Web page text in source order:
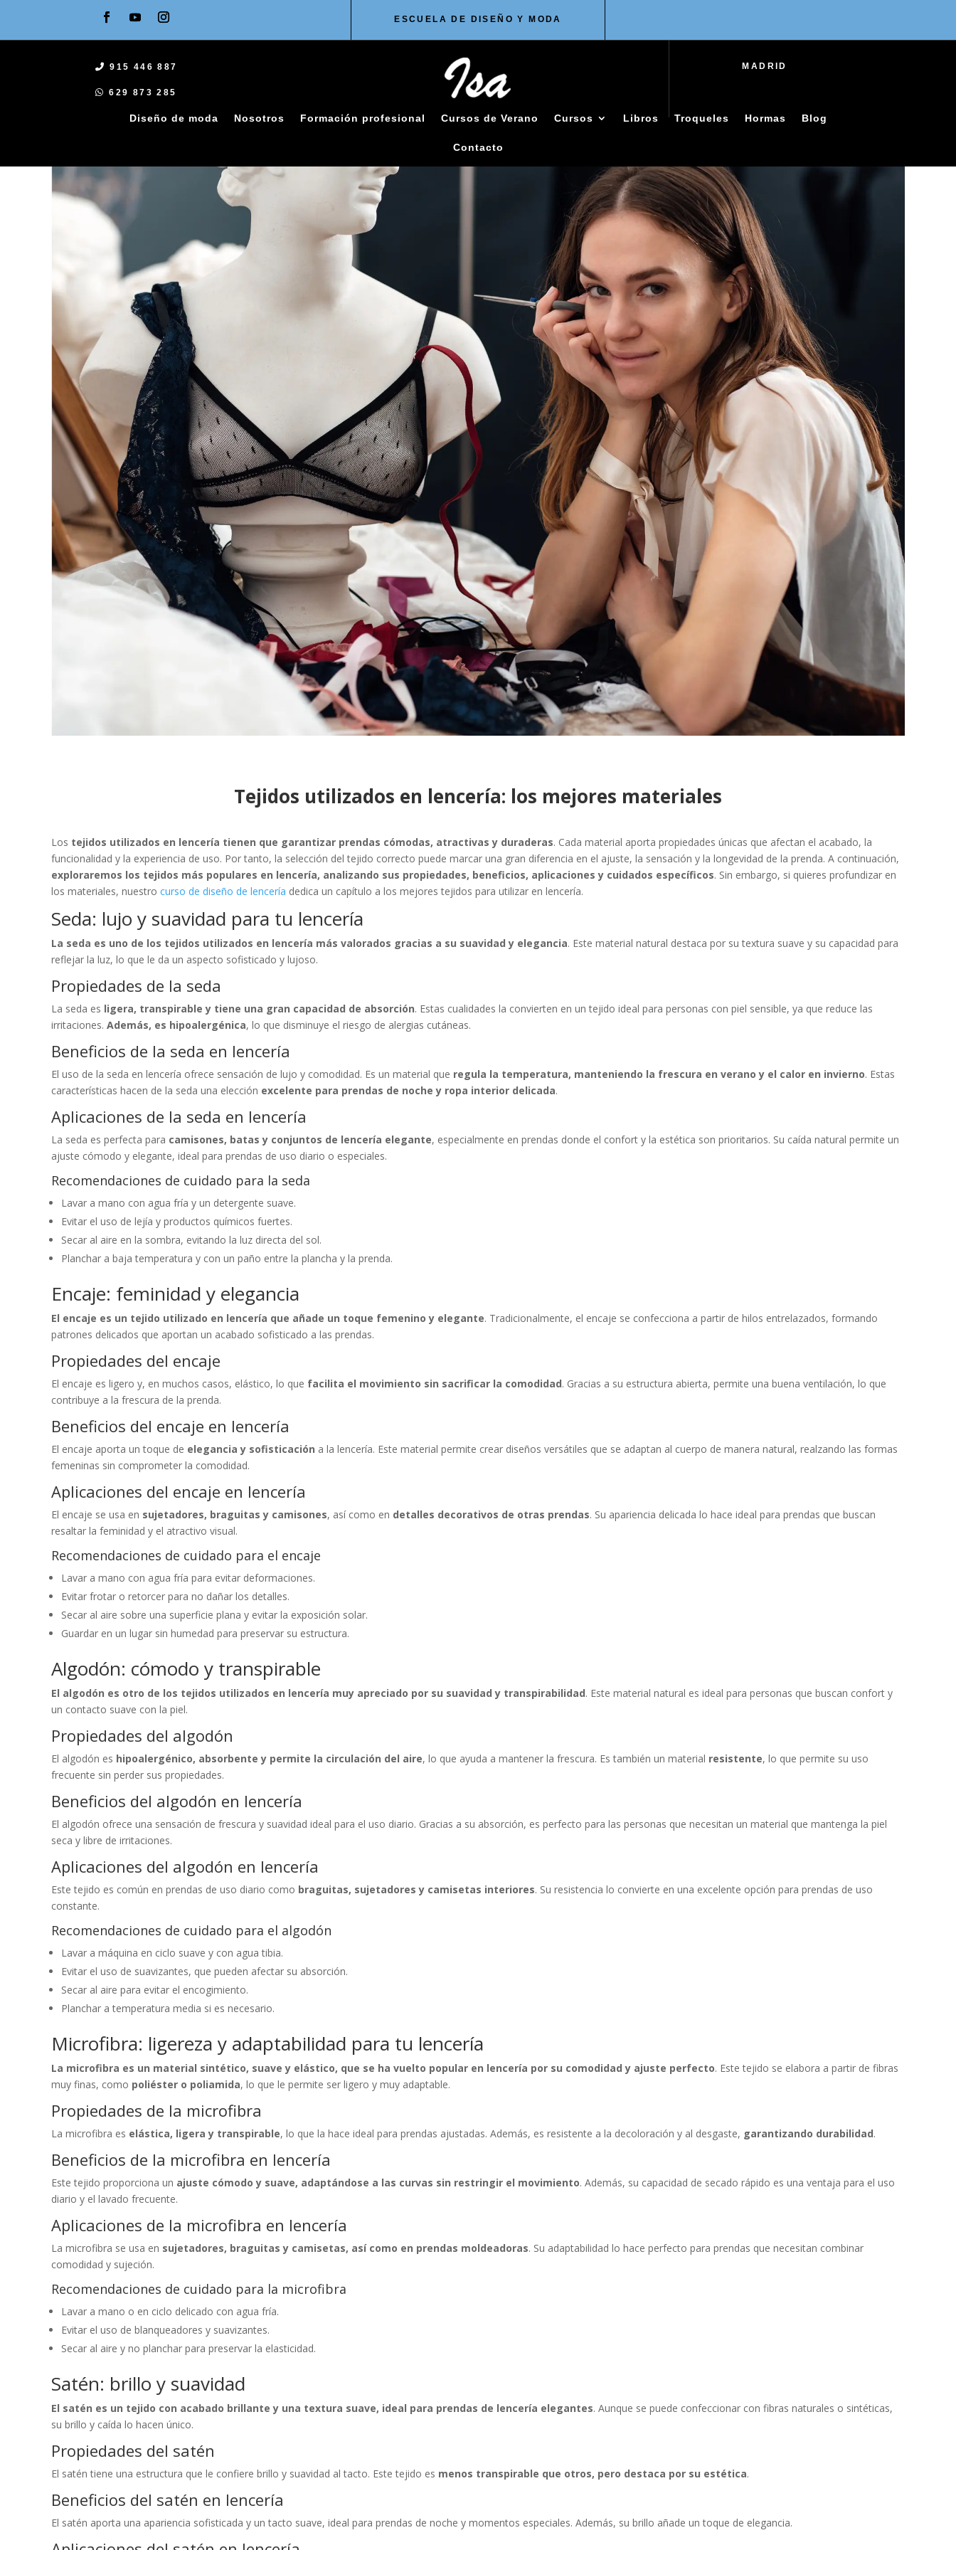
ESCUELA DE DISEÑO Y MODA
915 446 887
629 873 285
MADRID
Diseño de moda Nosotros Formación profesional Cursos de Verano Cursos Libros Troqueles Hormas Blog
Contacto
Tejidos utilizados en lencería: los mejores materiales
Los tejidos utilizados en lencería tienen que garantizar prendas cómodas, atractivas y duraderas. Cada material aporta propiedades únicas que afectan el acabado, la
funcionalidad y la experiencia de uso. Por tanto, la selección del tejido correcto puede marcar una gran diferencia en el ajuste, la sensación y la longevidad de la prenda. A continuación,
exploraremos los tejidos más populares en lencería, analizando sus propiedades, beneficios, aplicaciones y cuidados específicos. Sin embargo, si quieres profundizar en
los materiales, nuestro curso de diseño de lencería dedica un capítulo a los mejores tejidos para utilizar en lencería.
Seda: lujo y suavidad para tu lencería
La seda es uno de los tejidos utilizados en lencería más valorados gracias a su suavidad y elegancia. Este material natural destaca por su textura suave y su capacidad para
reflejar la luz, lo que le da un aspecto sofisticado y lujoso.
Propiedades de la seda
La seda es ligera, transpirable y tiene una gran capacidad de absorción. Estas cualidades la convierten en un tejido ideal para personas con piel sensible, ya que reduce las
irritaciones. Además, es hipoalergénica, lo que disminuye el riesgo de alergias cutáneas.
Beneficios de la seda en lencería
El uso de la seda en lencería ofrece sensación de lujo y comodidad. Es un material que regula la temperatura, manteniendo la frescura en verano y el calor en invierno. Estas
características hacen de la seda una elección excelente para prendas de noche y ropa interior delicada.
Aplicaciones de la seda en lencería
La seda es perfecta para camisones, batas y conjuntos de lencería elegante, especialmente en prendas donde el confort y la estética son prioritarios. Su caída natural permite un
ajuste cómodo y elegante, ideal para prendas de uso diario o especiales.
Recomendaciones de cuidado para la seda
Lavar a mano con agua fría y un detergente suave.
Evitar el uso de lejía y productos químicos fuertes.
Secar al aire en la sombra, evitando la luz directa del sol.
Planchar a baja temperatura y con un paño entre la plancha y la prenda.
Encaje: feminidad y elegancia
El encaje es un tejido utilizado en lencería que añade un toque femenino y elegante. Tradicionalmente, el encaje se confecciona a partir de hilos entrelazados, formando
patrones delicados que aportan un acabado sofisticado a las prendas.
Propiedades del encaje
El encaje es ligero y, en muchos casos, elástico, lo que facilita el movimiento sin sacrificar la comodidad. Gracias a su estructura abierta, permite una buena ventilación, lo que
contribuye a la frescura de la prenda.
Beneficios del encaje en lencería
El encaje aporta un toque de elegancia y sofisticación a la lencería. Este material permite crear diseños versátiles que se adaptan al cuerpo de manera natural, realzando las formas
femeninas sin comprometer la comodidad.
Aplicaciones del encaje en lencería
El encaje se usa en sujetadores, braguitas y camisones, así como en detalles decorativos de otras prendas. Su apariencia delicada lo hace ideal para prendas que buscan
resaltar la feminidad y el atractivo visual.
Recomendaciones de cuidado para el encaje
Lavar a mano con agua fría para evitar deformaciones.
Evitar frotar o retorcer para no dañar los detalles.
Secar al aire sobre una superficie plana y evitar la exposición solar.
Guardar en un lugar sin humedad para preservar su estructura.
Algodón: cómodo y transpirable
El algodón es otro de los tejidos utilizados en lencería muy apreciado por su suavidad y transpirabilidad. Este material natural es ideal para personas que buscan confort y
un contacto suave con la piel.
Propiedades del algodón
El algodón es hipoalergénico, absorbente y permite la circulación del aire, lo que ayuda a mantener la frescura. Es también un material resistente, lo que permite su uso
frecuente sin perder sus propiedades.
Beneficios del algodón en lencería
El algodón ofrece una sensación de frescura y suavidad ideal para el uso diario. Gracias a su absorción, es perfecto para las personas que necesitan un material que mantenga la piel
seca y libre de irritaciones.
Aplicaciones del algodón en lencería
Este tejido es común en prendas de uso diario como braguitas, sujetadores y camisetas interiores. Su resistencia lo convierte en una excelente opción para prendas de uso
constante.
Recomendaciones de cuidado para el algodón
Lavar a máquina en ciclo suave y con agua tibia.
Evitar el uso de suavizantes, que pueden afectar su absorción.
Secar al aire para evitar el encogimiento.
Planchar a temperatura media si es necesario.
Microfibra: ligereza y adaptabilidad para tu lencería
La microfibra es un material sintético, suave y elástico, que se ha vuelto popular en lencería por su comodidad y ajuste perfecto. Este tejido se elabora a partir de fibras
muy finas, como poliéster o poliamida, lo que le permite ser ligero y muy adaptable.
Propiedades de la microfibra
La microfibra es elástica, ligera y transpirable, lo que la hace ideal para prendas ajustadas. Además, es resistente a la decoloración y al desgaste, garantizando durabilidad.
Beneficios de la microfibra en lencería
Este tejido proporciona un ajuste cómodo y suave, adaptándose a las curvas sin restringir el movimiento. Además, su capacidad de secado rápido es una ventaja para el uso
diario y el lavado frecuente.
Aplicaciones de la microfibra en lencería
La microfibra se usa en sujetadores, braguitas y camisetas, así como en prendas moldeadoras. Su adaptabilidad lo hace perfecto para prendas que necesitan combinar
comodidad y sujeción.
Recomendaciones de cuidado para la microfibra
Lavar a mano o en ciclo delicado con agua fría.
Evitar el uso de blanqueadores y suavizantes.
Secar al aire y no planchar para preservar la elasticidad.
Satén: brillo y suavidad
El satén es un tejido con acabado brillante y una textura suave, ideal para prendas de lencería elegantes. Aunque se puede confeccionar con fibras naturales o sintéticas,
su brillo y caída lo hacen único.
Propiedades del satén
El satén tiene una estructura que le confiere brillo y suavidad al tacto. Este tejido es menos transpirable que otros, pero destaca por su estética.
Beneficios del satén en lencería
El satén aporta una apariencia sofisticada y un tacto suave, ideal para prendas de noche y momentos especiales. Además, su brillo añade un toque de elegancia.